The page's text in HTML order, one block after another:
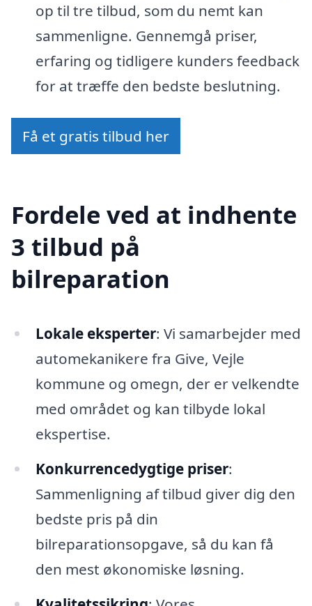
op til tre tilbud, som du nemt kan
sammenligne. Gennemgå priser,
erfaring og tidligere kunders feedback
for at træffe den bedste beslutning.
Få et gratis tilbud her
Fordele ved at indhente
3 tilbud på
bilreparation
Lokale eksperter: Vi samarbejder med
automekanikere fra Give, Vejle
kommune og omegn, der er velkendte
med området og kan tilbyde lokal
ekspertise.
Konkurrencedygtige priser:
Sammenligning af tilbud giver dig den
bedste pris på din
bilreparationsopgave, så du kan få
den mest økonomiske løsning.